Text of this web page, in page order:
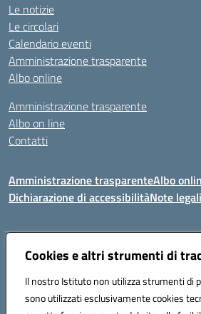
Cookies e altri strumenti di
Il nostro Istituto non utilizza strumenti di
sono utilizzati esclusivamente cookies
Le notizie
Le circolari
Calendario eventi
Amministrazione trasparente
Albo online
Amministrazione trasparente
Albo on line
Contatti
Amministrazione trasparenteAlbo
Dichiarazione di accessibilitàNote legali
Indirizzo:Via Tirso, 07011 Bono (SS)
Posta elettronica certificata (PEC):
Codice fiscale: 81000530907